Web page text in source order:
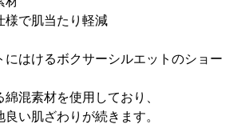
様で肌当たり軽減
にはけるボクサーシルエットのショー
混素材を使用しており、
い肌ざわりが続きます。